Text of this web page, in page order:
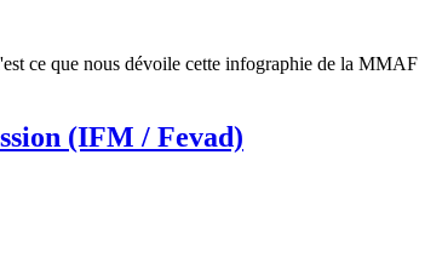
ce que nous dévoile cette infographie de la MMAF
(IFM / Fevad)